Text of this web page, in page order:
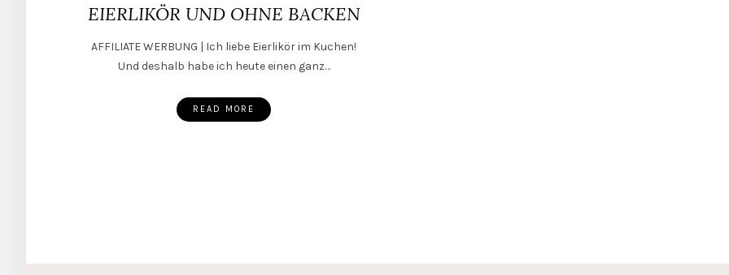
EIERLIKÖR UND OHNE BACKEN
AFFILIATE WERBUNG | Ich liebe Eierlikör im Kuchen!
Und deshalb habe ich heute einen ganz…
READ MORE